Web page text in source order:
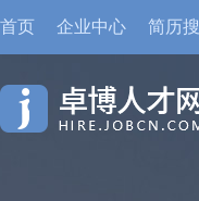
首页 企业中心 简历